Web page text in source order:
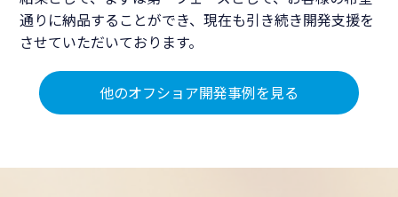
通りに納品することができ、現在も引き続き開発支援を
させていただいております。
他のオフショア開発事例を見る